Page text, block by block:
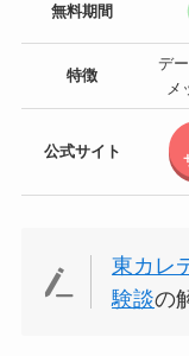
無料期間
特徴
デ
メ
公式サイト
東カレ
験談の